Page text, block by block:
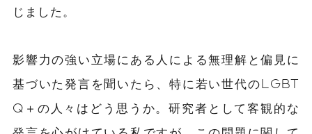
じました。
影響力の強い立場にある人による無理解と偏見に
基づいた発言を聞いたら、特に若い世代のLGBT
Q＋の人々はどう思うか。研究者として客観的な